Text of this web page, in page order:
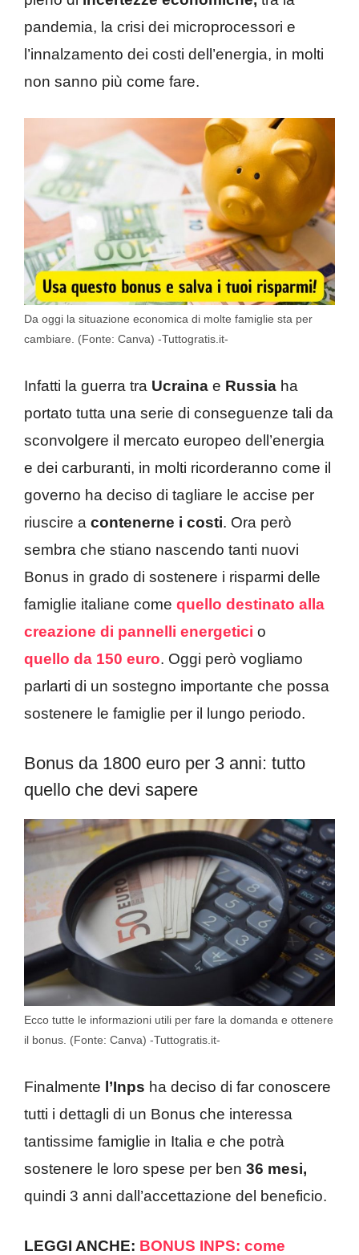
pandemia, la crisi dei microprocessori e
l’innalzamento dei costi dell’energia, in molti
non sanno più come fare.
Da oggi la situazione economica di molte famiglie sta per
cambiare. (Fonte: Canva) -Tuttogratis.it-
Infatti la guerra tra Ucraina e Russia ha
portato tutta una serie di conseguenze tali da
sconvolgere il mercato europeo dell’energia
e dei carburanti, in molti ricorderanno come il
governo ha deciso di tagliare le accise per
riuscire a contenerne i costi. Ora però
sembra che stiano nascendo tanti nuovi
Bonus in grado di sostenere i risparmi delle
famiglie italiane come quello destinato alla
creazione di pannelli energetici o
quello da 150 euro. Oggi però vogliamo
parlarti di un sostegno importante che possa
sostenere le famiglie per il lungo periodo.
Bonus da 1800 euro per 3 anni: tutto
quello che devi sapere
Ecco tutte le informazioni utili per fare la domanda e ottenere
il bonus. (Fonte: Canva) -Tuttogratis.it-
Finalmente l’Inps ha deciso di far conoscere
tutti i dettagli di un Bonus che interessa
tantissime famiglie in Italia e che potrà
sostenere le loro spese per ben 36 mesi,
quindi 3 anni dall’accettazione del beneficio.
LEGGI ANCHE: BONUS INPS: come